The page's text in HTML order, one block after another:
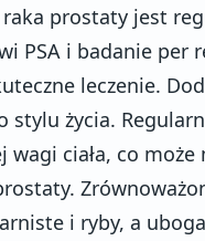
prostaty jest
PSA i badanie per
leczenie.
życia.
ciała, co może
i ryby, a